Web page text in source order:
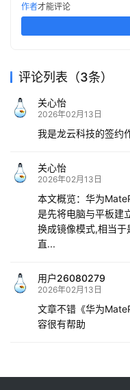
作者才能评论
评论列表（3条）
关心怡
2026年02月13日
我是龙云科技的签约
关心怡
2026年02月13日
本文概览：华为
是先将电脑与平板建
换成镜像模式,相当
直...
用户26080279
2026年02月13日
文章不错《华为
容很有帮助